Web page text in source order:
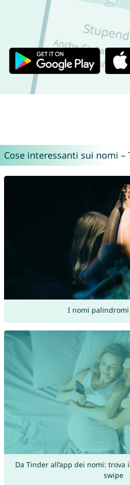
Cose interessanti sui nomi –
I nomi
Da Tinder all’app dei nomi:
swipe